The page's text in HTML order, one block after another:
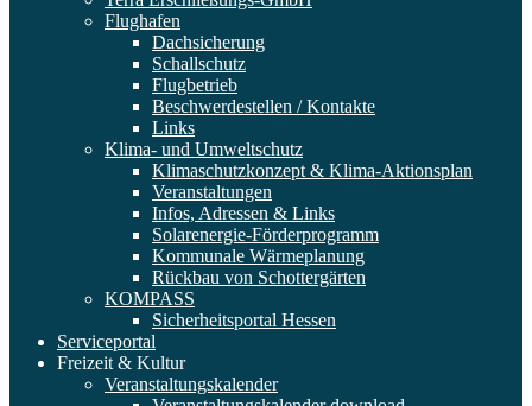
Flughafen
Dachsicherung
Schallschutz
Flugbetrieb
Beschwerdestellen / Kontakte
Links
Klima- und Umweltschutz
Klimaschutzkonzept & Klima-Aktionsplan
Veranstaltungen
Infos, Adressen & Links
Solarenergie-Förderprogramm
Kommunale Wärmeplanung
Rückbau von Schottergärten
KOMPASS
Sicherheitsportal Hessen
Serviceportal
Freizeit & Kultur
Veranstaltungskalender